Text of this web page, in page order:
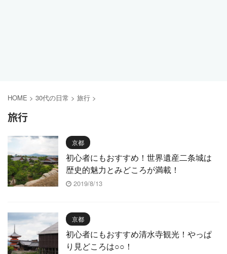
HOME > 30代の日常 > 旅行 >
旅行
京都
初心者にもおすすめ！世界遺産二条城は
歴史的魅力とみどころが満載！
2019/8/13
京都
初心者にもおすすめ清水寺観光！やっぱ
り見どころは○○！